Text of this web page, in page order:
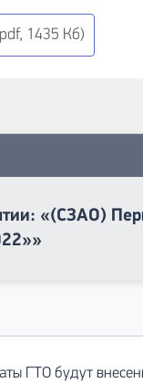
1435 Кб)
«(СЗАО)
ГТО будут